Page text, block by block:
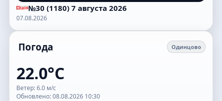
№30 (1180) 7 августа 2026
07.08.2026
Погода Одинцово
22.0°C
Ветер: 6.0 м/с
Обновлено: 08.08.2026 10:30